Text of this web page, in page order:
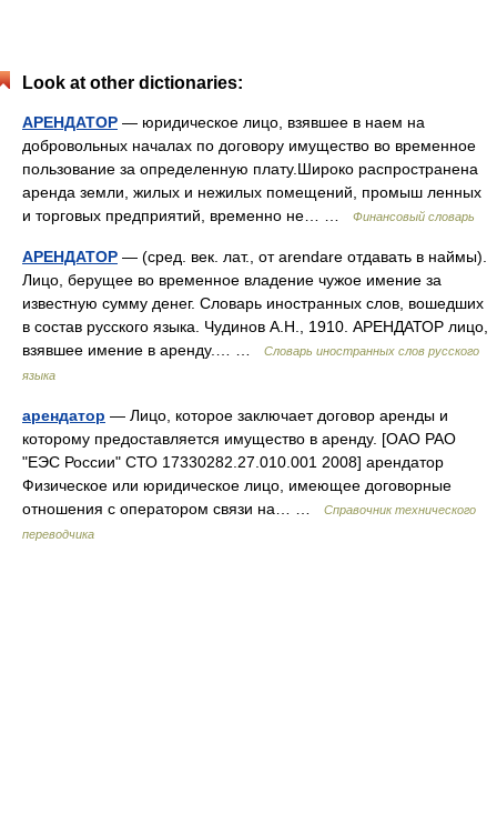
Look at other dictionaries:
АРЕНДАТОР — юридическое лицо, взявшее в наем на
добровольных началах по договору имущество во временное
пользование за определенную плату.Широко распространена
аренда земли, жилых и нежилых помещений, промыш ленных
и торговых предприятий, временно не… …
Финансовый словарь
АРЕНДАТОР — (сред. век. лат., от arendare отдавать в наймы).
Лицо, берущее во временное владение чужое имение за
известную сумму денег. Словарь иностранных слов, вошедших
в состав русского языка. Чудинов А.Н., 1910. АРЕНДАТОР лицо,
взявшее имение в аренду.… …
Словарь иностранных слов русского
языка
арендатор — Лицо, которое заключает договор аренды и
которому предоставляется имущество в аренду. [ОАО РАО
"ЕЭС России" СТО 17330282.27.010.001 2008] арендатор
Физическое или юридическое лицо, имеющее договорные
отношения с оператором связи на… …
Справочник технического
переводчика